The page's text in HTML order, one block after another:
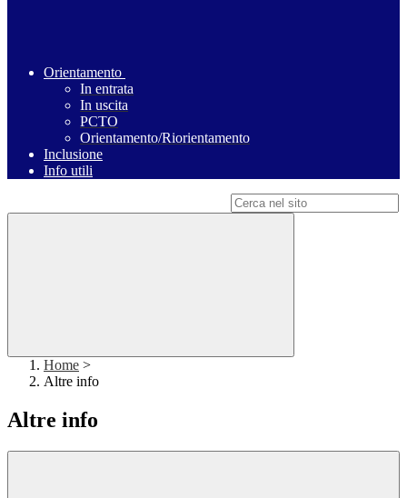
Orientamento
In entrata
In uscita
PCTO
Orientamento/Riorientamento
Inclusione
Info utili
Home >
Altre info
Altre info